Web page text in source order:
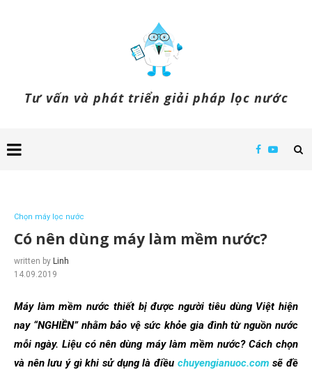
Tư vấn và phát triển giải pháp lọc nước
Chọn máy lọc nước
Có nên dùng máy làm mềm nước?
written by Linh
14.09.2019
Máy làm mềm nước thiết bị được người tiêu dùng Việt hiện
nay “NGHIỀN” nhằm bảo vệ sức khỏe gia đình từ nguồn nước
mỗi ngày. Liệu có nên dùng máy làm mềm nước? Cách chọn
và nên lưu ý gì khi sử dụng là điều chuyengianuoc.com sẽ đề